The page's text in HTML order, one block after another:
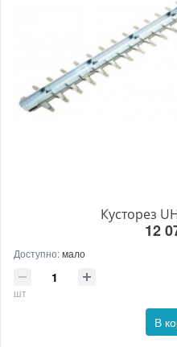
Кусторез
12
Доступно:мало
шт
В